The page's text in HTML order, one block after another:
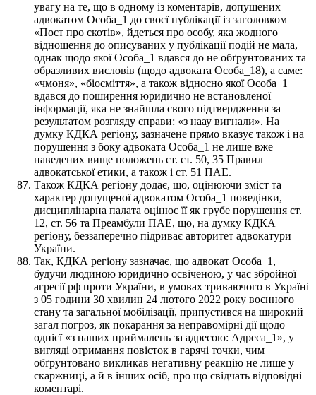
увагу на те, що в одному із коментарів, допущених
адвокатом Особа_1 до своєї публікації із заголовком
«Пост про скотів», йдеться про особу, яка жодного
відношення до описуваних у публікації подій не мала,
однак щодо якої Особа_1 вдався до не обґрунтованих та
образливих висловів (щодо адвоката Особа_18), а саме:
«чмоня», «біосміття», а також відносно якої Особа_1
вдався до поширення юридично не встановленої
інформації, яка не знайшла свого підтвердження за
результатом розгляду справи: «з наау вигнали». На
думку КДКА регіону, зазначене прямо вказує також і на
порушення з боку адвоката Особа_1 не лише вже
наведених вище положень ст. ст. 50, 35 Правил
адвокатської етики, а також і ст. 51 ПАЕ.
Також КДКА регіону додає, що, оцінюючи зміст та
характер допущеної адвокатом Особа_1 поведінки,
дисциплінарна палата оцінює її як грубе порушення ст.
12, ст. 56 та Преамбули ПАЕ, що, на думку КДКА
регіону, беззаперечно підриває авторитет адвокатури
України.
Taк, КДКА регіону зазначає, що адвокат Особа_1,
будучи людиною юридично освіченою, у час збройної
агресії рф проти України, в умовах триваючого в Україні
з 05 години 30 хвилин 24 лютого 2022 року воєнного
стану та загальної мобілізації, припустився на широкий
загал погроз, як покарання за неправомірні дії щодо
однієї «з наших приймалень за адресою: Адреса_1», у
вигляді отримання повісток в гарячі точки, чим
обґрунтовано викликав негативну реакцію не лише у
скаржниці, а й в інших осіб, про що свідчать відповідні
коментарі.